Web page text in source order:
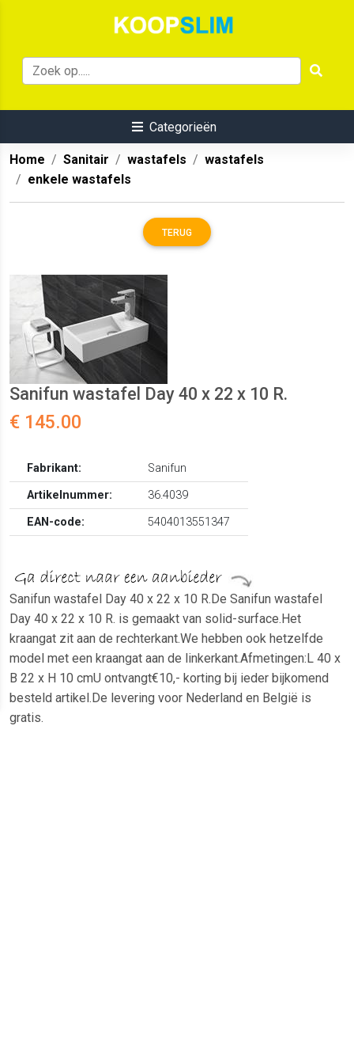
Categorieën
Home Sanitair wastafels
wastafels
enkele wastafels
TERUG
Sanifun wastafel Day 40 x 22 x 10 R.
€ 145.00
Fabrikant:
Sanifun
Artikelnummer:
36.4039
EAN-code:
5404013551347
Sanifun wastafel Day 40 x 22 x 10 R.De Sanifun wastafel
Day 40 x 22 x 10 R. is gemaakt van solid-surface.Het
kraangat zit aan de rechterkant.We hebben ook hetzelfde
model met een kraangat aan de linkerkant.Afmetingen:L 40 x
B 22 x H 10 cmU ontvangt€10,- korting bij ieder bijkomend
besteld artikel.De levering voor Nederland en België is
gratis.